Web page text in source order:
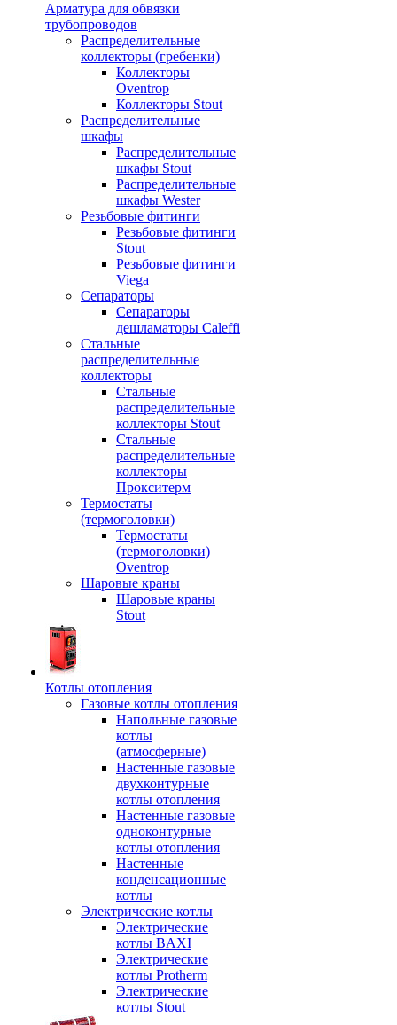
Арматура для обвязки
трубопроводов
Распределительные
коллекторы (гребенки)
Коллекторы
Oventrop
Коллекторы Stout
Распределительные
шкафы
Распределительные
шкафы Stout
Распределительные
шкафы Wester
Резьбовые фитинги
Резьбовые фитинги
Stout
Резьбовые фитинги
Viega
Сепараторы
Сепараторы
дешламаторы Caleffi
Стальные
распределительные
коллекторы
Стальные
распределительные
коллекторы Stout
Стальные
распределительные
коллекторы
Прокситерм
Термостаты
(термоголовки)
Термостаты
(термоголовки)
Oventrop
Шаровые краны
Шаровые краны
Stout
Котлы отопления
Газовые котлы отопления
Напольные газовые
котлы
(атмосферные)
Настенные газовые
двухконтурные
котлы отопления
Настенные газовые
одноконтурные
котлы отопления
Настенные
конденсационные
котлы
Электрические котлы
Электрические
котлы BAXI
Электрические
котлы Protherm
Электрические
котлы Stout